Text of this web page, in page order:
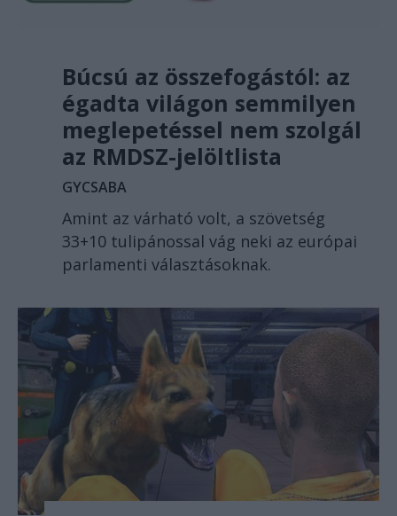
Búcsú az összefogástól: az
égadta világon semmilyen
meglepetéssel nem szolgál
az RMDSZ-jelöltlista
GYCSABA
Amint az várható volt, a szövetség
33+10 tulipánossal vág neki az európai
parlamenti választásoknak.